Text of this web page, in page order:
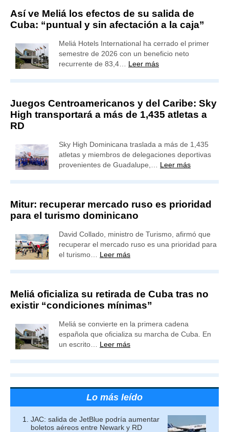
Así ve Meliá los efectos de su salida de
Cuba: “puntual y sin afectación a la caja”
Meliá Hotels International ha cerrado el primer
semestre de 2026 con un beneficio neto
recurrente de 83,4… Leer más
Juegos Centroamericanos y del Caribe: Sky
High transportará a más de 1,435 atletas a
RD
Sky High Dominicana traslada a más de 1,435
atletas y miembros de delegaciones deportivas
provenientes de Guadalupe,… Leer más
Mitur: recuperar mercado ruso es prioridad
para el turismo dominicano
David Collado, ministro de Turismo, afirmó que
recuperar el mercado ruso es una prioridad para
el turismo… Leer más
Meliá oficializa su retirada de Cuba tras no
existir “condiciones mínimas”
Meliá se convierte en la primera cadena
española que oficializa su marcha de Cuba. En
un escrito… Leer más
Lo más leído
JAC: salida de JetBlue podría aumentar
boletos aéreos entre Newark y RD